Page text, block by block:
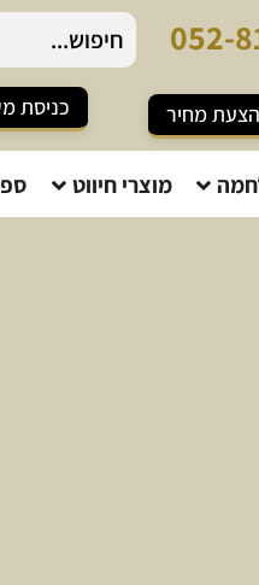
052-8
מחיר כניסת
מוצרי חיווט